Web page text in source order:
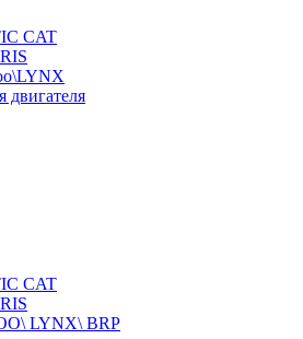
CAT
двигателя
CAT
LYNX\ BRP